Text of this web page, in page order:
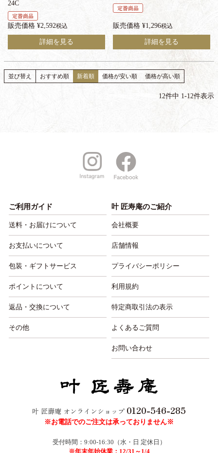
24C
定番商品
販売価格 ¥2,592税込
詳細を見る
定番商品
販売価格 ¥1,296税込
詳細を見る
並び替え おすすめ順 新着順 価格が安い順 価格が高い順
12件中 1-12件表示
ご利用ガイド
送料・お届けについて
お支払いについて
包装・ギフトサービス
ポイントについて
返品・交換について
その他
叶 匠寿庵のご紹介
会社概要
店舗情報
プライバシーポリシー
利用規約
特定商取引法の表示
よくあるご質問
お問い合わせ
叶 匠壽庵 オンラインショップ 0120-546-285
※お電話でのご注文は承っておりません※
受付時間：9:00-16:30（水・日 定休日）
※年末年始休業：12/31～1/4